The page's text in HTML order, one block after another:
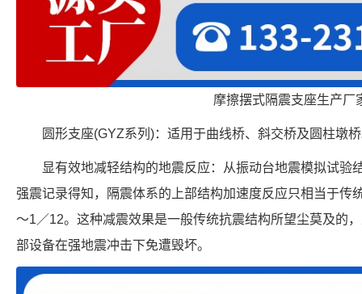
摩擦摆式隔震支座生产厂
圆形支座(GYZ系列)：适用于曲线桥、斜交桥及圆柱墩
显有效地减轻结构的地震反应：从振动台地震模拟试验
强震记录得知，隔震体系的上部结构加速度反应只相当于传
～1／12。这种减震效果是一般传统抗震结构所望尘莫及的
部设备在强地震冲击下免遭毁坏。